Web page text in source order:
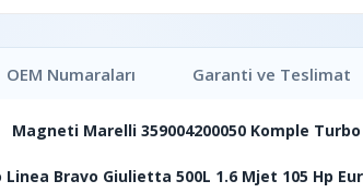
Garanti ve Teslimat
OEM Numaraları
Magneti Marelli 359004200050 Komple Turbo
Linea Bravo Giulietta 500L 1.6 Mjet 105 Hp